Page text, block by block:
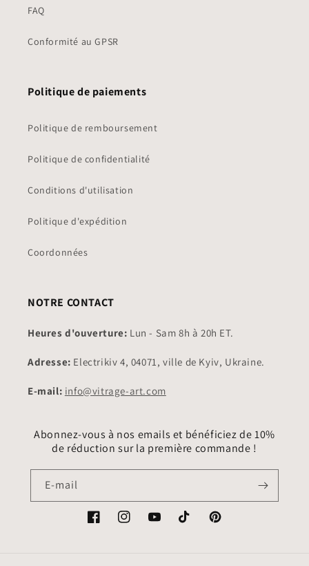
FAQ
Conformité au GPSR
Politique de paiements
Politique de remboursement
Politique de confidentialité
Conditions d'utilisation
Politique d'expédition
Coordonnées
NOTRE CONTACT
Heures d'ouverture: Lun - Sam 8h à 20h ET.
Adresse: Electrikiv 4, 04071, ville de Kyiv, Ukraine.
E-mail: info@vitrage-art.com
Abonnez-vous à nos emails et bénéficiez de 10%
de réduction sur la première commande !
E-mail
FacebookInstagramYouTubeTikTok Pinterest